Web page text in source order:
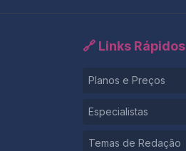
🔗 Links Rápidos
Planos e Preços
Especialistas
Temas de Redação